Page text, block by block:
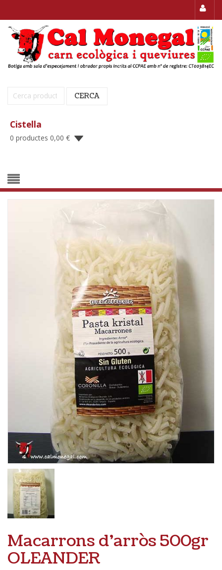
Cerca: CERCA
Cistella
0 productes 0,00 €
Macarrons d’arròs 500gr
OLEANDER